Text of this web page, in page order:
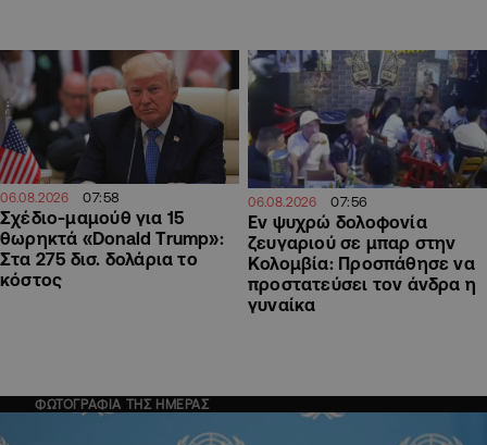
06.08.2026 07:58
Σχέδιο-μαμούθ για 15
θωρηκτά «Donald Trump»:
Στα 275 δισ. δολάρια το
κόστος
06.08.2026 07:56
Εν ψυχρώ δολοφονία
ζευγαριού σε μπαρ στην
Κολομβία: Προσπάθησε να
προστατεύσει τον άνδρα η
γυναίκα
ΦΩΤΟΓΡΑΦΙΑ ΤΗΣ ΗΜΕΡΑΣ